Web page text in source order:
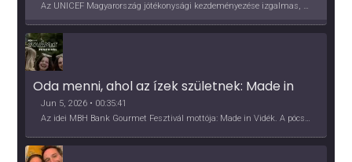
Az UNICEF Magyarország jótékonysági kezdeményezése izgalmas, egész éves világkörüli ízutazásra hív, igazi családi program és gasztroedukáció, illetve segítség a rászorulóknak is egyben.
Oda menni, ahol az ízek születnek: Made in
Vidék, Gourmet Fesztivál 2026
Jun 5, 2026 • 00:35:41
Az idei MBH Bank Gourmet Fesztivál mottója: Made in Vidék. A pócsmegyeri Papi, a mályinkai Iszkor és a szigligeti Villa Kabala tulajdonosai beszélnek arról, hogy mit jelentenek nekik a vidék ízei.